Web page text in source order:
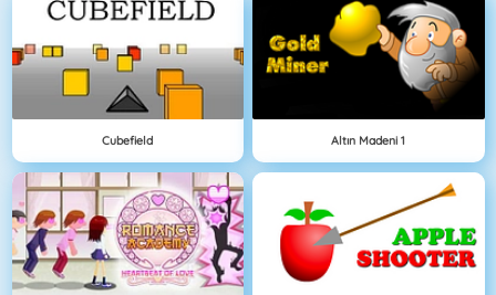
Cubefield Altın Madeni 1